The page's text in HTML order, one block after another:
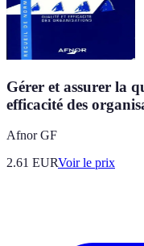
Gérer et assurer la
efficacité des
Afnor GF
2.61 EURVoir le prix